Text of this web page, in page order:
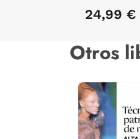
24,99 €
Otros